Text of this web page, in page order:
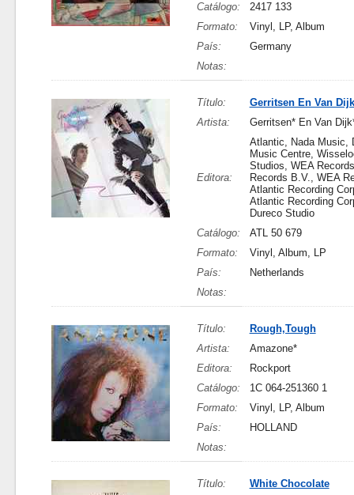
Catálogo:
2417 133
Formato:
Vinyl, LP, Album
País:
Germany
Notas:
Título:
Gerritsen En Van Dijk
Artista:
Gerritsen* En Van
Editora:
Atlantic, Nada Music,
Music Centre,
Studios, WEA
Records B.V., WEA
Atlantic Recording
Atlantic Recording
Dureco Studio
Catálogo:
ATL 50 679
Formato:
Vinyl, Album, LP
País:
Netherlands
Notas:
Título:
Rough,Tough
Artista:
Amazone*
Editora:
Rockport
Catálogo:
1C 064-251360 1
Formato:
Vinyl, LP, Album
País:
HOLLAND
Notas:
Título:
White Chocolate